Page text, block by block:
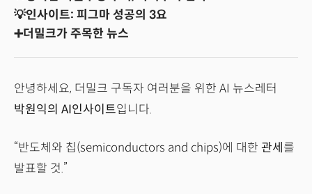
💡인사이트: 피그마 성공의 3요
➕더밀크가 주목한 뉴스
안녕하세요, 더밀크 구독자 여러분을 위한 AI 뉴스레터
박원익의 AI인사이트입니다.
“반도체와 칩(semiconductors and chips)에 대한 관세 를
발표할 것.”